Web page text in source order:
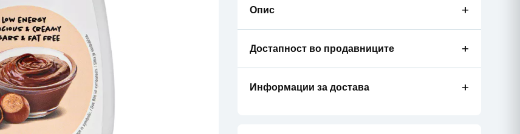
Опис +
Достапност во продавниците +
Информации за достава +